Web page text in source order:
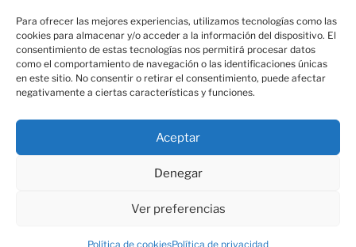
Para ofrecer las mejores experiencias, utilizamos tecnologías como las
cookies para almacenar y/o acceder a la información del dispositivo. El
consentimiento de estas tecnologías nos permitirá procesar datos
como el comportamiento de navegación o las identificaciones únicas
en este sitio. No consentir o retirar el consentimiento, puede afectar
negativamente a ciertas características y funciones.
Aceptar
Denegar
Ver preferencias
Política de cookiesPolítica de privacidad